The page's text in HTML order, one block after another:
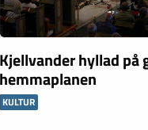
Kjellvander hyllad på
hemmaplanen
KULTUR